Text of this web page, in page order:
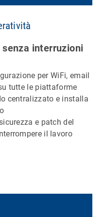
interruzioni
per WiFi, email
tutte le piattaforme
centralizzato e installa
e patch del
il lavoro